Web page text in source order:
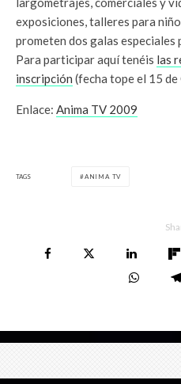
exposiciones, talleres para
prometen dos galas
Para participar aquí tenéis las
inscripción (fecha tope el 15
Enlace: Anima TV 2009
TAGS ANIMA TV